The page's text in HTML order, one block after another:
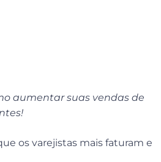
aumentar suas vendas de
os varejistas mais faturam e